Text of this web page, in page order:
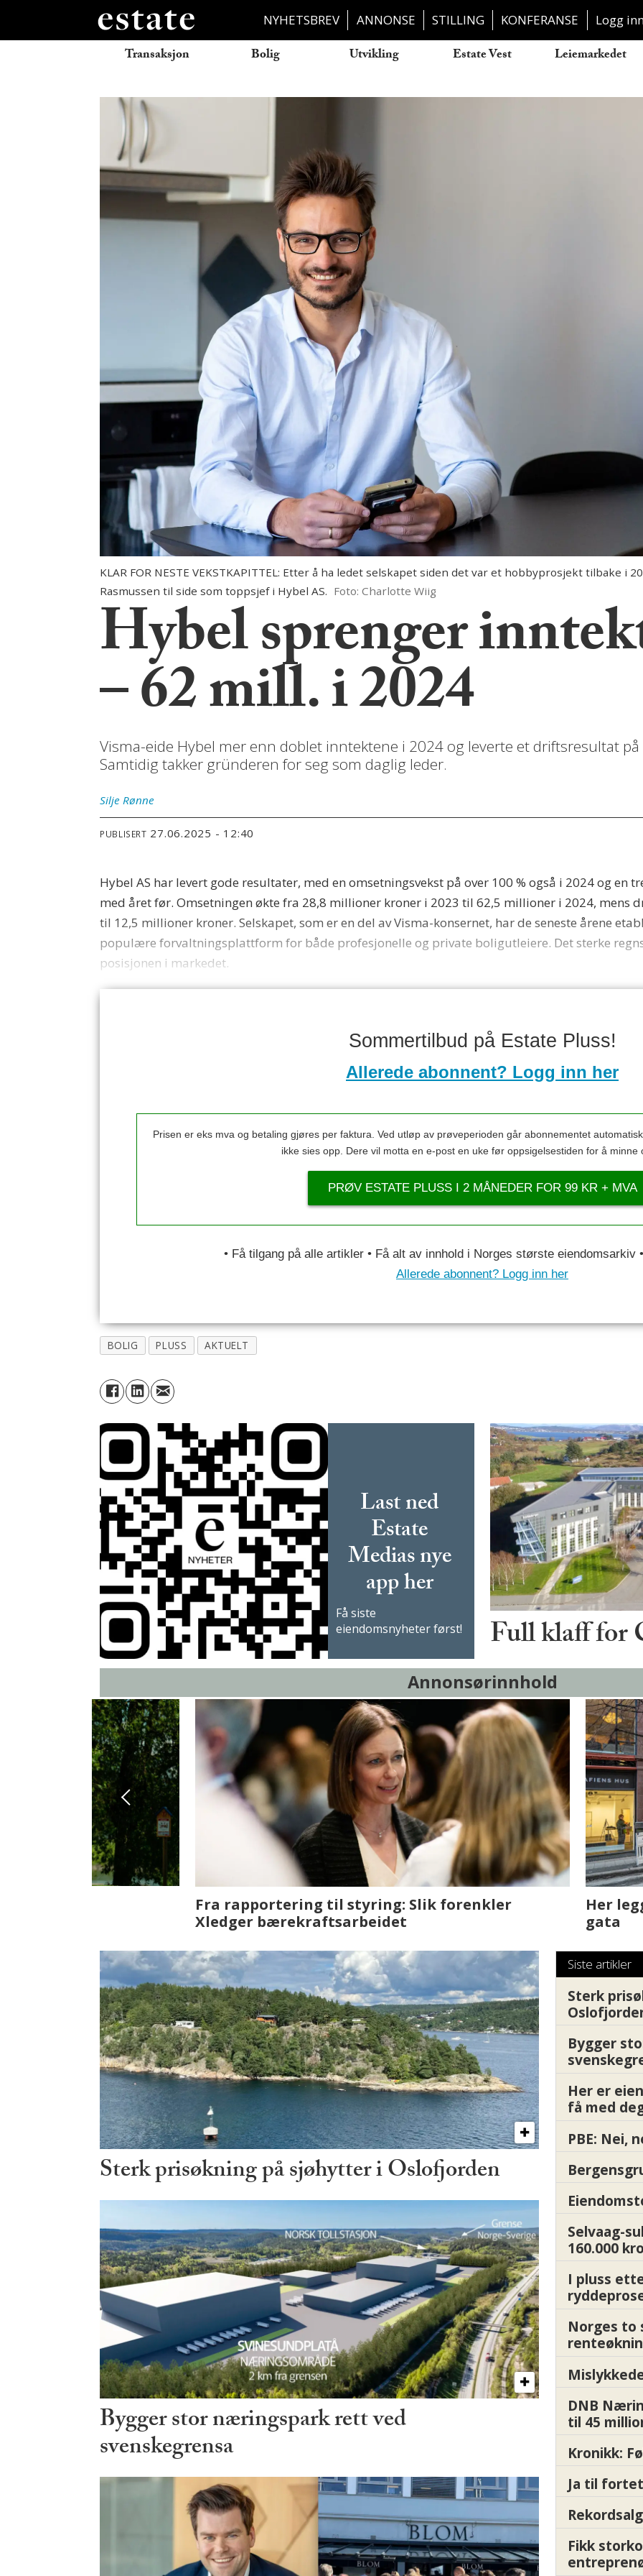
NYHETSBREV ANNONSE STILLING KONFERANSE Logg
Transaksjon Bolig Utvikling Estate Vest Leiemarkedet
KLAR FOR NESTE VEKSTKAPITTEL: Etter å ha ledet selskapet siden det var et hobbyprosjekt tilbake i
Rasmussen til side som toppsjef i Hybel AS. Foto: Charlotte Wiig
Hybel sprenger
– 62 mill. i 2024
Visma-eide Hybel mer enn doblet inntektene i 2024 og leverte et driftsresultat
Samtidig takker gründeren for seg som daglig leder.
Silje Rønne
PUBLISERT 27.06.2025 - 12:40
Hybel AS har levert gode resultater, med en omsetningsvekst på over 100 % også i 2024 og
med året før. Omsetningen økte fra 28,8 millioner kroner i 2023 til 62,5 millioner i 2024, mens
til 12,5 millioner kroner. Selskapet, som er en del av Visma-konsernet, har de seneste årene
populære forvaltningsplattform for både profesjonelle og private boligutleiere. Det sterke
posisjonen i markedet.
Sommertilbud på Estate Pluss!
Allerede abonnent? Logg inn her
Prisen er eks mva og betaling gjøres per faktura. Ved utløp av prøveperioden går abonnementet
ikke sies opp. Dere vil motta en e-post en uke før oppsigelsestiden for å minne
PRØV ESTATE PLUSS I 2 MÅNEDER FOR 99 KR + MVA
• Få tilgang på alle artikler • Få alt av innhold i Norges største eiendomsarkiv
Allerede abonnent? Logg inn her
BOLIG PLUSS AKTUELT
Last ned
Estate
Medias nye
app her
Få siste
eiendomsnyheter først!
Full klaff for
Annonsørinnhold
Fenistra endrer eiendomsbransjen med AI. Slik
ser vi på fremtiden
Det er i Drammen
Sterk prisøkning på sjøhytter i Oslofjorden
Bygger stor næringspark rett ved
svenskegrensa
Siste artikler
Sterk
Bygger
Her er
få med
PBE: Nei,
Selvaag-
160.000
I pluss
Norges to
DNB
til 45
Kronikk:
Ja til
Fikk